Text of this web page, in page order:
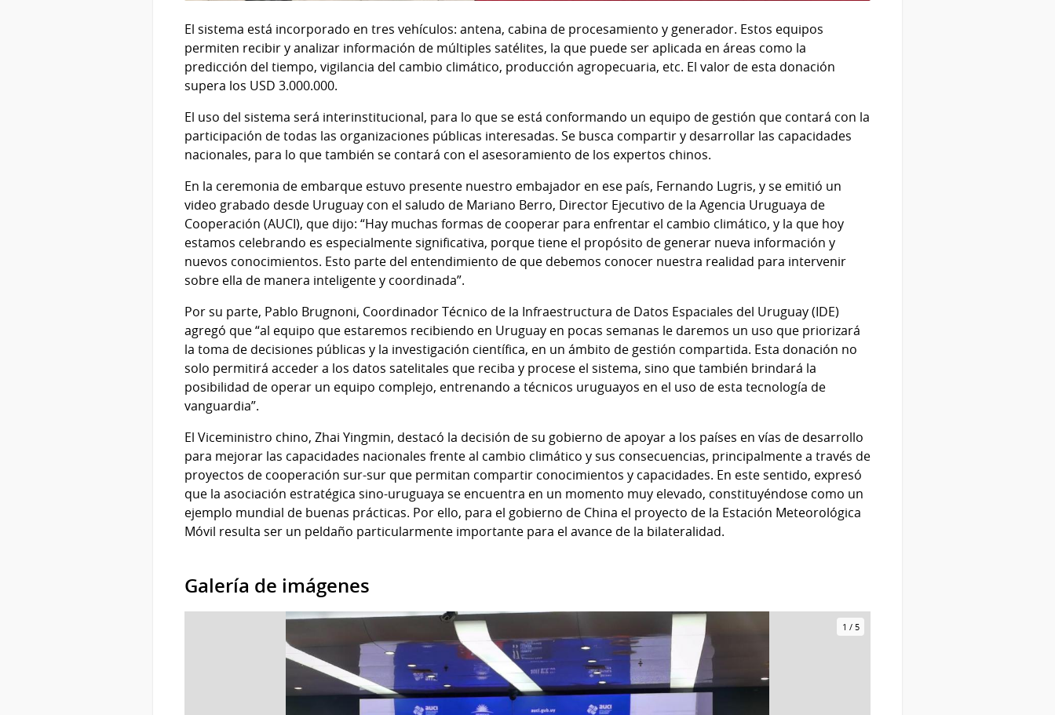
El sistema está incorporado en tres vehículos: antena, cabina de procesamiento y generador. Estos equipos
permiten recibir y analizar información de múltiples satélites, la que puede ser aplicada en áreas como la
predicción del tiempo, vigilancia del cambio climático, producción agropecuaria, etc. El valor de esta donación
supera los USD 3.000.000.
El uso del sistema será interinstitucional, para lo que se está conformando un equipo de gestión que contará con la
participación de todas las organizaciones públicas interesadas. Se busca compartir y desarrollar las capacidades
nacionales, para lo que también se contará con el asesoramiento de los expertos chinos.
En la ceremonia de embarque estuvo presente nuestro embajador en ese país, Fernando Lugris, y se emitió un
video grabado desde Uruguay con el saludo de Mariano Berro, Director Ejecutivo de la Agencia Uruguaya de
Cooperación (AUCI), que dijo: “Hay muchas formas de cooperar para enfrentar el cambio climático, y la que hoy
estamos celebrando es especialmente significativa, porque tiene el propósito de generar nueva información y
nuevos conocimientos. Esto parte del entendimiento de que debemos conocer nuestra realidad para intervenir
sobre ella de manera inteligente y coordinada”.
Por su parte, Pablo Brugnoni, Coordinador Técnico de la Infraestructura de Datos Espaciales del Uruguay (IDE)
agregó que “al equipo que estaremos recibiendo en Uruguay en pocas semanas le daremos un uso que priorizará
la toma de decisiones públicas y la investigación científica, en un ámbito de gestión compartida. Esta donación no
solo permitirá acceder a los datos satelitales que reciba y procese el sistema, sino que también brindará la
posibilidad de operar un equipo complejo, entrenando a técnicos uruguayos en el uso de esta tecnología de
vanguardia”.
El Viceministro chino, Zhai Yingmin, destacó la decisión de su gobierno de apoyar a los países en vías de desarrollo
para mejorar las capacidades nacionales frente al cambio climático y sus consecuencias, principalmente a través de
proyectos de cooperación sur-sur que permitan compartir conocimientos y capacidades. En este sentido, expresó
que la asociación estratégica sino-uruguaya se encuentra en un momento muy elevado, constituyéndose como un
ejemplo mundial de buenas prácticas. Por ello, para el gobierno de China el proyecto de la Estación Meteorológica
Móvil resulta ser un peldaño particularmente importante para el avance de la bilateralidad.
Galería de imágenes
1 / 5